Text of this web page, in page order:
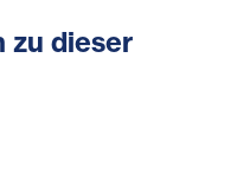
zu dieser